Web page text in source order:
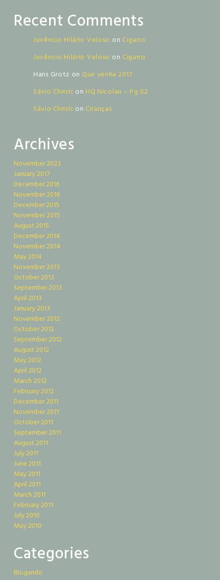
Recent Comments
Juvêncio Hilário Veloso on Cigarro
Juvêncio Hilário Veloso on Cigarro
Hans Grotz on Que venha 2017
Sávio Christi on HQ Nicolau – Pg 02
Sávio Christi on Crianças
Archives
November 2023
January 2017
December 2016
November 2016
December 2015
November 2015
August 2015
December 2014
November 2014
May 2014
November 2013
October 2013
September 2013
April 2013
January 2013
November 2012
October 2012
September 2012
August 2012
May 2012
April 2012
March 2012
February 2012
December 2011
November 2011
October 2011
September 2011
August 2011
July 2011
June 2011
May 2011
April 2011
March 2011
February 2011
July 2010
May 2010
Categories
Blogando